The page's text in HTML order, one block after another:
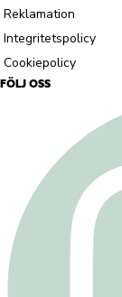
Reklamation
Integritetspolicy
Cookiepolicy
FÖLJ OSS